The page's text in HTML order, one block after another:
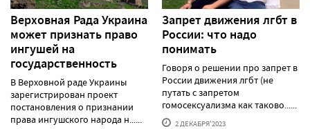
Верховная Рада Украина
может признать право
ингушей на
государственность
В Верховной раде Украины
зарегистрирован проект
постановления о признании
права ингушского народа н......
Запрет движения лгбт в
России: что надо
понимать
Говоря о решении про запрет в
России движения лгбт (не
путать с запретом
гомосексуализма как таково......
2 ДЕКАБРЯ'2023